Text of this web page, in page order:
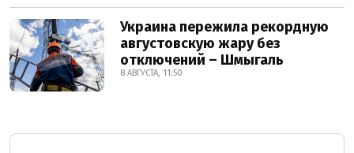
Украина пережила рекордную
августовскую жару без
отключений – Шмыгаль
8 АВГУСТА, 11:50